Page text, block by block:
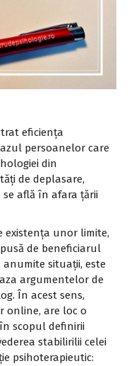
eficiența
persoanelor care
din
de deplasare,
se află în afara țării
existența unor limite,
de beneficiarul
anumite situații, este
argumentelor de
În acest sens,
online, are loc o
scopul definirii
stabilirilii celei
psihoterapieutic: